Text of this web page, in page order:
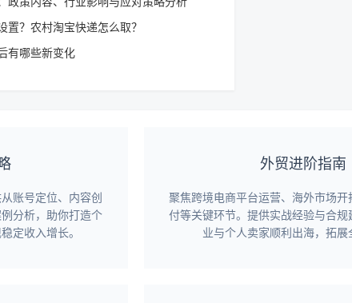
置？农村淘宝快递怎么取？
有哪些新变化
账号定位、内容创
分析，助你打造个
定收入增长。
外贸进阶指南
聚焦跨境电商平台运营、海外市场开
付等关键环节。提供实战经验与合
业与个人卖家顺利出海，拓展